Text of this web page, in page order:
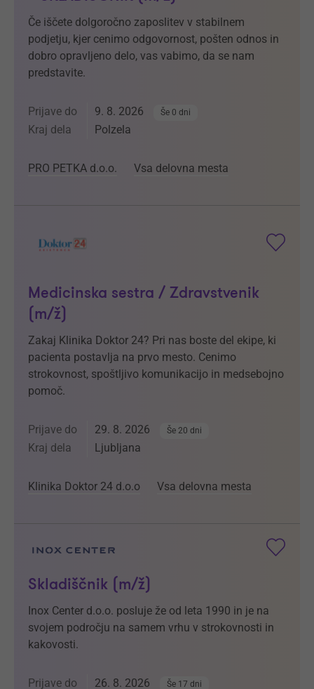
Če iščete dolgoročno zaposlitev v stabilnem
podjetju, kjer cenimo odgovornost, pošten odnos in
dobro opravljeno delo, vas vabimo, da se nam
predstavite.
Prijave do 9. 8. 2026 Še 0 dni
Kraj dela Polzela
PRO PETKA d.o.o. Vsa delovna mesta
Medicinska sestra / Zdravstvenik
(m/ž)
Zakaj Klinika Doktor 24? Pri nas boste del ekipe, ki
pacienta postavlja na prvo mesto. Cenimo
strokovnost, spoštljivo komunikacijo in medsebojno
pomoč.
Prijave do 29. 8. 2026 Še 20 dni
Kraj dela Ljubljana
Klinika Doktor 24 d.o.o Vsa delovna mesta
Skladiščnik (m/ž)
Inox Center d.o.o. posluje že od leta 1990 in je na
svojem področju na samem vrhu v strokovnosti in
kakovosti.
Prijave do 26. 8. 2026 Še 17 dni